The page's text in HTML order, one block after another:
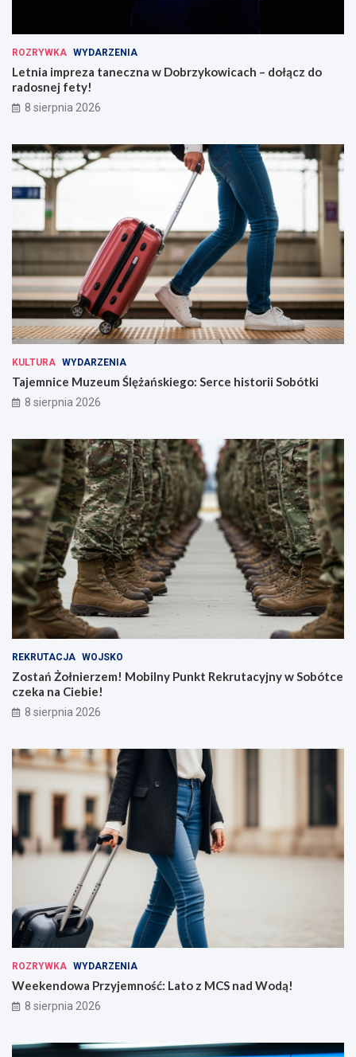
ROZRYWKA WYDARZENIA
Letnia impreza taneczna w Dobrzykowicach – dołącz do
radosnej fety!
8 sierpnia 2026
KULTURA WYDARZENIA
Tajemnice Muzeum Ślężańskiego: Serce historii Sobótki
8 sierpnia 2026
REKRUTACJA WOJSKO
Zostań Żołnierzem! Mobilny Punkt Rekrutacyjny w Sobótce
czeka na Ciebie!
8 sierpnia 2026
ROZRYWKA WYDARZENIA
Weekendowa Przyjemność: Lato z MCS nad Wodą!
8 sierpnia 2026